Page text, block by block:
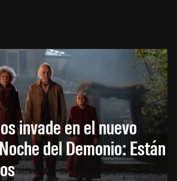
invade en el nuevo
del Demonio: Están